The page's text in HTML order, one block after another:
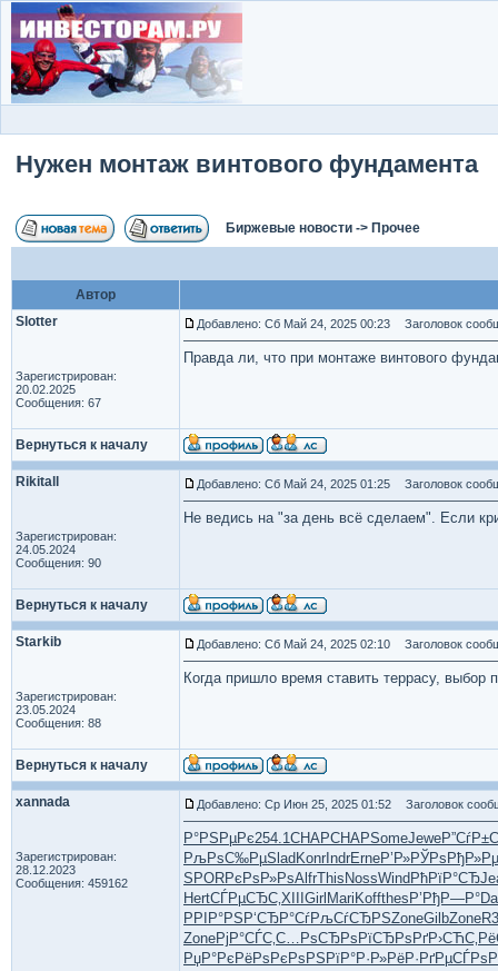
Нужен монтаж винтового фундамента
Биржевые новости -> Прочее
Автор
Slotter
Зарегистрирован:
20.02.2025
Сообщения: 67
Добавлено: Сб Май 24, 2025 00:23 Заголовок
Правда ли, что при монтаже винтового
Вернуться к началу
Rikitall
Зарегистрирован:
24.05.2024
Сообщения: 90
Добавлено: Сб Май 24, 2025 01:25 Заголовок
Не ведись на "за день всё сделаем". Если
Вернуться к началу
Starkib
Зарегистрирован:
23.05.2024
Сообщения: 88
Добавлено: Сб Май 24, 2025 02:10 Заголовок
Когда пришло время ставить террасу,
Вернуться к началу
xannada
Зарегистрирован:
28.12.2023
Сообщения: 459162
Добавлено: Ср Июн 25, 2025 01:52 Заголовок
Р°РЅРµРє254.1CHAPCHAPSomeJewe
РљРѕС‰РµSlad Konr IndrErneР’Р»РЎРѕ
SPORРєРѕР»РѕAlfrThis NossWind РћРїР°СЂ
HertСЃРµСЂС‚XIII Girl Mari Koffthes Р’РђР—Р°
РРІР°РЅ Р‘СЂР°СѓРљСѓСЂРЅZoneGilbZone
ZoneРјР°СЃС‚С…РѕСЂРѕ РїСЂРѕРґР›СЋС‚Рё
РџР°РєРёРѕРєРѕРЅ РїР°Р·Р»РёР·РґРµ